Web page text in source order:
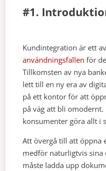
#1.
Kundintegration är ett
användningsfallen för
Tillkomsten av nya
lett till en ny era av
på ett kontor för att
på väg att bli
konsumenter göra allt i
Att övergå till att öppna
medför naturligtvis sina
måste ladda upp